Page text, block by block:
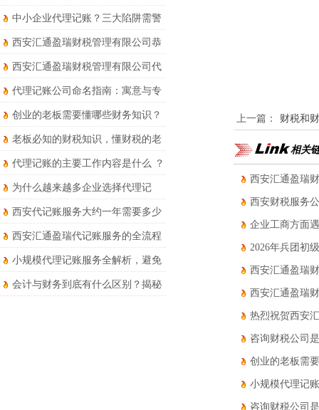
上一篇： 财税和
中小企业代理记账？三大陷阱需警
惕！
西安汇通盈瑞财税管理有限公司恭
祝大家马年大吉
西安汇通盈瑞财税管理有限公司代
理记账服务详解
代理记账公司命名指南：寓意与专
业并存
创业的老板需要懂哪些财务知识？
老板必知的财税知识，懂财税的老
板才能走得更远
代理记账的主要工作内容是什么 ？
为什么越来越多企业选择代理记
账？优势和风险要知晓！
西安代记账服务大约一年需要多少
钱？
西安汇通盈瑞代记账服务的全流程
财税处理有哪些?
小规模代理记账服务全解析，避免
被坑！
会计与财务到底有什么区别？揭秘
相关
西安汇通盈瑞
西安财税服务
企业工商方面
2026年兵团初
西安汇通盈瑞
西安汇通盈瑞
热烈祝贺西安
咨询财税公司
创业的老板需
小规模代理记
咨询财税公司